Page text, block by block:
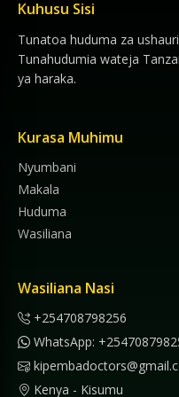
Kuhusu Sisi
Tunatoa huduma za
Tunahudumia wateja
ya haraka.
Kurasa Muhimu
Nyumbani
Makala
Huduma
Wasiliana
Wasiliana Nasi
+254708798256
WhatsApp:
Kenya - Kisumu